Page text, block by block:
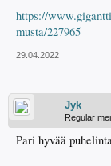
https://
musta/227965
29.04.2022
Jyk
Regular
Pari hyvää